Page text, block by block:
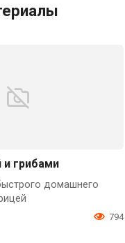
и грибами
домашнего
794